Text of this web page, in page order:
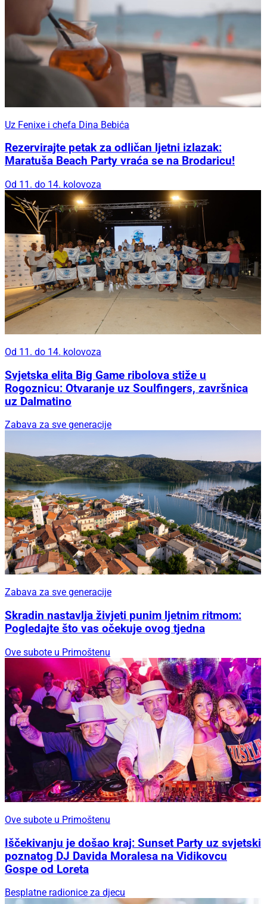
Uz Fenixe i chefa Dina Bebića
Rezervirajte petak za odličan ljetni izlazak:
Maratuša Beach Party vraća se na Brodaricu!
Od 11. do 14. kolovoza
Od 11. do 14. kolovoza
Svjetska elita Big Game ribolova stiže u
Rogoznicu: Otvaranje uz Soulfingers, završnica
uz Dalmatino
Zabava za sve generacije
Zabava za sve generacije
Skradin nastavlja živjeti punim ljetnim ritmom:
Pogledajte što vas očekuje ovog tjedna
Ove subote u Primoštenu
Ove subote u Primoštenu
Iščekivanju je došao kraj: Sunset Party uz svjetski
poznatog DJ Davida Moralesa na Vidikovcu
Gospe od Loreta
Besplatne radionice za djecu